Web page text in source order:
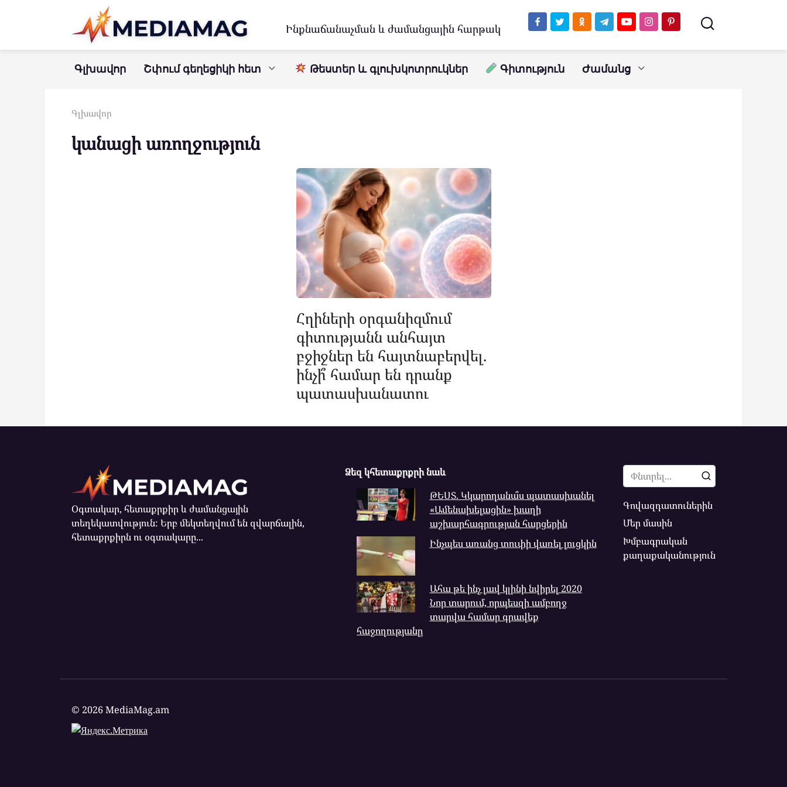
Ինքնաճանաչման և ժամանցային հարթակ
Գլխավոր Շփում գեղեցիկի հետ Թեստեր և գլուխկոտրուկներ Գիտություն Ժամանց
Գլխավոր
կանացի առողջություն
Հղիների օրգանիզմում
գիտությանն անհայտ
բջիջներ են հայտնաբերվել.
ինչի՞ համար են դրանք
պատասխանատու
Օգտակար, հետաքրքիր և ժամանցային
տեղեկատվություն: Երբ մեկտեղվում են զվարճալին,
հետաքրքիրն ու օգտակարը...
Ձեզ կհետաքրքրի նաև
ԹԵՍՏ. Կկարողանա՞ս պատասխանել
«Ամենախելացին» խաղի
աշխարհագրության հարցերին
Ինչպես առանց տուփի վառել լուցկին
Ահա թե ինչ լավ կլինի նվիրել 2020
Նոր տարում, որպեսզի ամբողջ
տարվա համար գրավեք
հաջողությանը
Search
for:
Գովազդատուներին
Մեր մասին
Խմբագրական
քաղաքականություն
© 2026 MediaMag.am